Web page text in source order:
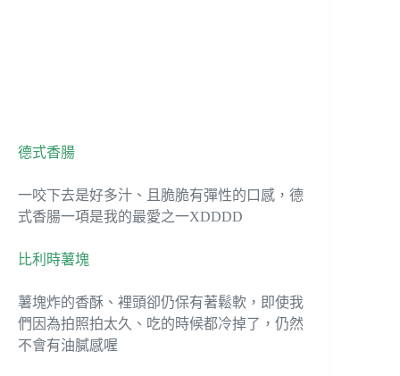
德式香腸
一咬下去是好多汁、且脆脆有彈性的口感，德
式香腸一項是我的最愛之一XDDDD
比利時薯塊
薯塊炸的香酥、裡頭卻仍保有著鬆軟，即使我
們因為拍照拍太久、吃的時候都冷掉了，仍然
不會有油膩感喔